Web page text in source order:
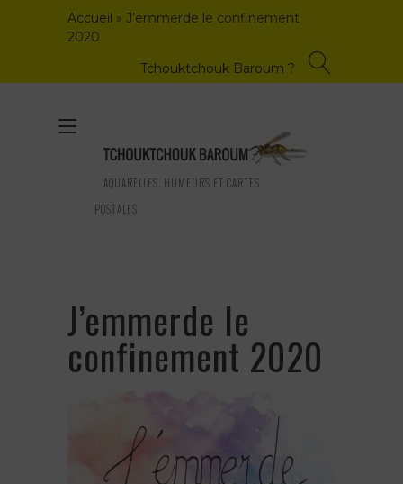
Accueil » J’emmerde le confinement
2020
Tchouktchouk Baroum ?
AQUARELLES, HUMEURS ET CARTES
POSTALES
Toggle
navigation
J’emmerde le
confinement 2020